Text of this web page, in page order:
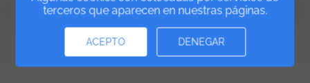
terceros que aparecen en nuestras páginas.
ACEPTO DENEGAR
Prueba GRATIS